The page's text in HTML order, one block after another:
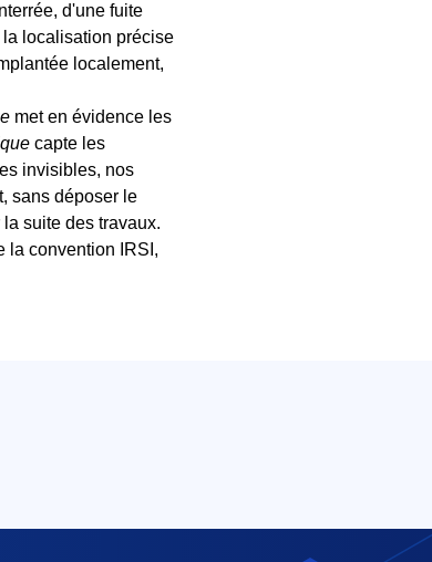
d'une fuite
localisation précise
localement,
met en évidence les
capte les
invisibles, nos
sans déposer le
suite des travaux.
la convention IRSI,